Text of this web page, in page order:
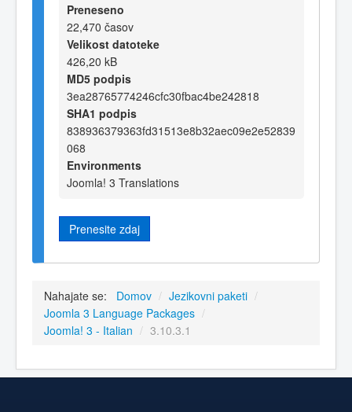
Preneseno
22,470 časov
Velikost datoteke
426,20 kB
MD5 podpis
3ea28765774246cfc30fbac4be242818
SHA1 podpis
838936379363fd31513e8b32aec09e2e52839
068
Environments
Joomla! 3 Translations
Prenesite zdaj
Nahajate se: Domov / Jezikovni paketi /
Joomla 3 Language Packages /
Joomla! 3 - Italian / 3.10.3.1